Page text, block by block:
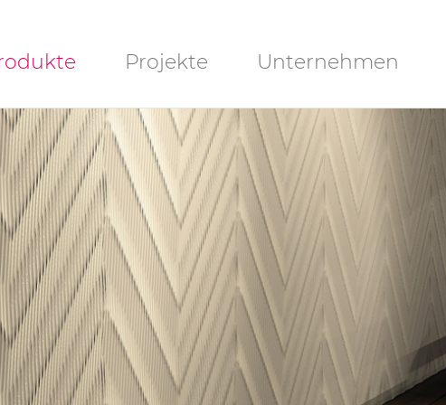
Lite
Lite
Schlitzplatten
Projekte Unternehmen
Downloads